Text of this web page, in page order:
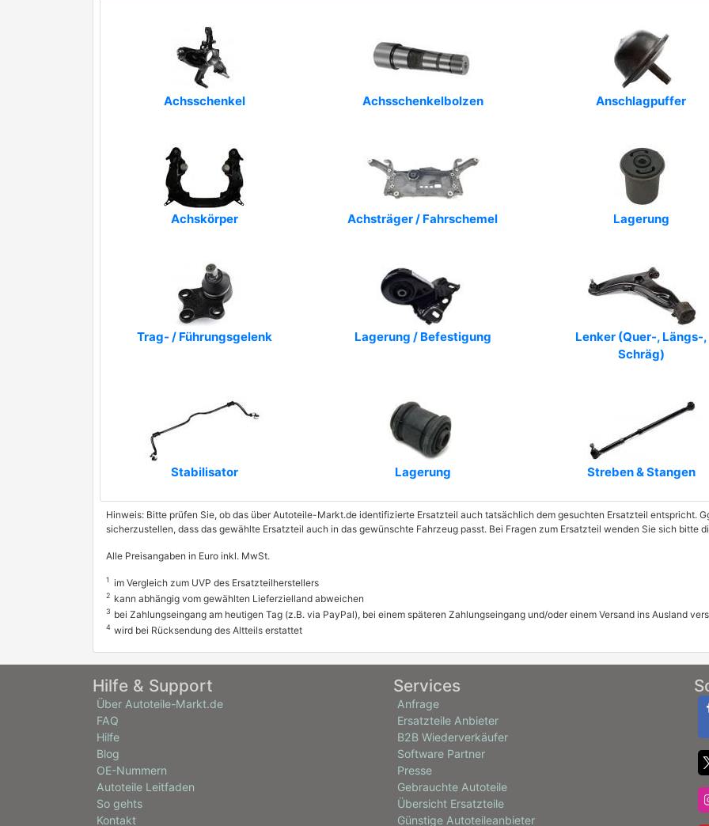
Achsschenkel Achsschenkelbolzen Anschlagpuffer
Achskörper Achsträger / Fahrschemel Lagerung
Trag- / Führungsgelenk Lagerung / Befestigung
Lenker (Quer-, Längs-,
Schräg)
Stabilisator Lagerung Streben & Stangen
Hinweis: Bitte prüfen Sie, ob das über Autoteile-Markt.de identifizierte Ersatzteil auch tatsächlich dem gesuchten Ersatzteil entspricht.
sicherzustellen, dass das gewählte Ersatzteil auch in das gewünschte Fahrzeug passt. Bei Fragen zum Ersatzteil wenden Sie sich bitte
Alle Preisangaben in Euro inkl. MwSt.
1 im Vergleich zum UVP des Ersatzteilherstellers
2 kann abhängig vom gewählten Lieferzielland abweichen
3 bei Zahlungseingang am heutigen Tag (z.B. via PayPal), bei einem späteren Zahlungseingang und/oder einem Versand ins Ausland
4 wird bei Rücksendung des Altteils erstattet
Hilfe & Support
Über Autoteile-Markt.de
FAQ
Hilfe
Blog
OE-Nummern
Autoteile Leitfaden
So gehts
Kontakt
Services
Anfrage
Ersatzteile Anbieter
B2B Wiederverkäufer
Software Partner
Presse
Gebrauchte Autoteile
Übersicht Ersatzteile
Günstige Autoteileanbieter